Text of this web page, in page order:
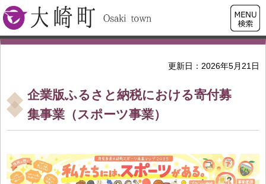
大崎町
検索・
共通メ
ニュー
更新日：2026年5月21日
企業版ふるさと納税における寄付募
集事業（スポーツ事業）